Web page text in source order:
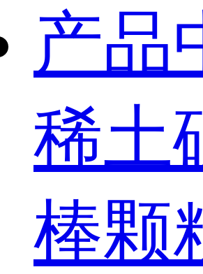
产品
稀土
棒颗